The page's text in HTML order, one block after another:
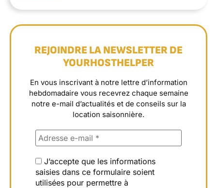
REJOINDRE LA NEWSLETTER DE
YOURHOSTHELPER
En vous inscrivant à notre lettre d’information
hebdomadaire vous recevrez chaque semaine
notre e-mail d’actualités et de conseils sur la
location saisonnière.
J’accepte que les informations
saisies dans ce formulaire soient
utilisées pour permettre à